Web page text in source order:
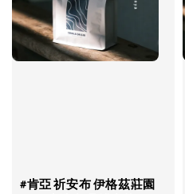
#肯亞 祈安布 伊格茲莊園